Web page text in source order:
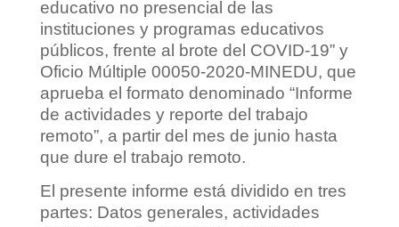
educativo no presencial de las
instituciones y programas educativos
públicos, frente al brote del COVID-19” y
Oficio Múltiple 00050-2020-MINEDU, que
aprueba el formato denominado “Informe
de actividades y reporte del trabajo
remoto”, a partir del mes de junio hasta
que dure el trabajo remoto.
El presente informe está dividido en tres
partes: Datos generales, actividades